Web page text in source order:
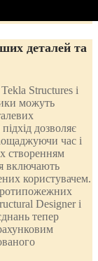
деталей та
Structures і
можуть
дозволяє
час і
створенням
включають
користувачем.
Designer і
тепер